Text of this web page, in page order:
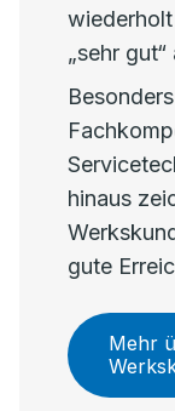
„sehr
hinaus
gute
Mehr